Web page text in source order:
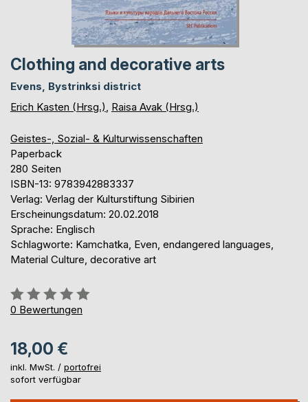
Clothing and decorative arts
Evens, Bystrinksi district
Erich Kasten (Hrsg.) Raisa Avak (Hrsg.)
Geistes-, Sozial- & Kulturwissenschaften
Paperback
280 Seiten
ISBN-13: 9783942883337
Verlag: Verlag der Kulturstiftung Sibirien
Erscheinungsdatum: 20.02.2018
Sprache: Englisch
Schlagworte: Kamchatka, Even, endangered languages,
Material Culture, decorative art
Bewertung::
0%
0 Bewertungen
18,00 €
inkl. MwSt. / portofrei
sofort verfügbar